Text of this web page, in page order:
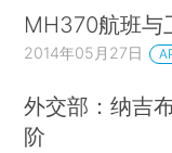
MH370航班与
2014年05月27日
外交部：纳吉
阶